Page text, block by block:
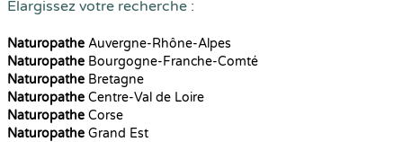
Elargissez votre recherche :
Naturopathe Auvergne-Rhône-Alpes
Naturopathe Bourgogne-Franche-Comté
Naturopathe Bretagne
Naturopathe Centre-Val de Loire
Naturopathe Corse
Naturopathe Grand Est